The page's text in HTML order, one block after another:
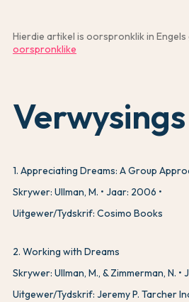
Hierdie artikel is oorspronklik in Engels
oorspronklike
Verwysings
1. Appreciating Dreams: A Group
Skrywer: Ullman, M.
Jaar: 2006
Uitgewer/Tydskrif: Cosimo Books
2. Working with Dreams
Skrywer: Ullman, M., & Zimmerman, N.
Uitgewer/Tydskrif: Jeremy P. Tarcher